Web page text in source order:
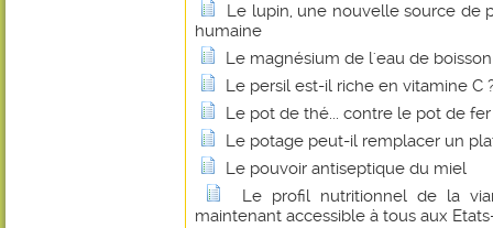
Le lupin, une nouvelle source de
humaine
Le magnésium de l'eau de
Le persil est-il riche en vitamine C
Le pot de thé... contre le pot de fer
Le potage peut-il remplacer un
Le pouvoir antiseptique du miel
Le profil nutritionnel de la
maintenant accessible à tous aux